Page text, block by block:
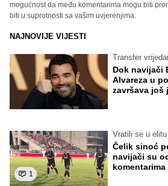
mogućnost da među komentarima mogu biti
biti u suprotnosti sa vašim uvjerenjima.
NAJNOVIJE VIJESTI
Transfer
Dok navijači
Alvareza u
završava još
1
Vratili se u elitu
Čelik sinoć
navijači su